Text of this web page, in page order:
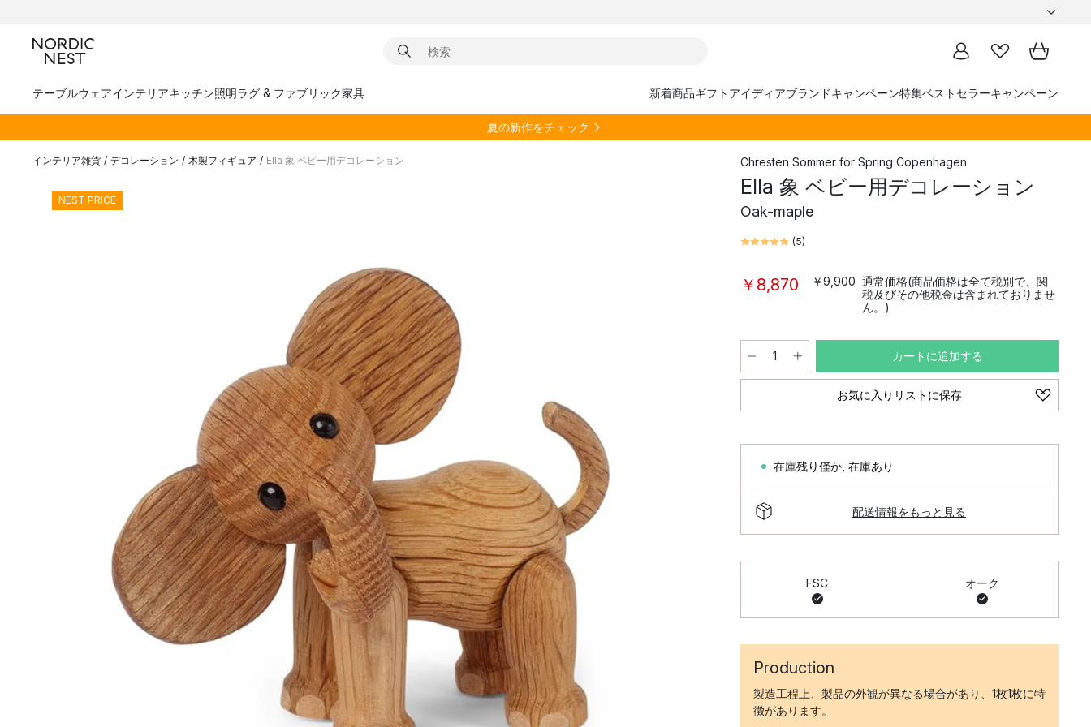
テーブルウェアインテリアキッチン照明ラグ & ファブリック家具 新着商品ギフトアイディアブランドキャンペーン特集ベストセラーキャンペーン
夏の新作をチェック
インテリア雑貨 / デコレーション / 木製フィギュア / Ella 象 ベビー用デコレーション
NEST PRICE
Chresten Sommer for Spring Copenhagen
Ella 象 ベビー用デコレーション
Oak-maple
(5)
￥8,870 ￥9,900 通常価格(商品価格は全て税別で、関
税及びその他税金は含まれておりませ
ん。)
カートに追加する
お気に入りリストに保存
在庫残り僅か 在庫あり
配送情報をもっと見る
FSC オーク
Production
製造工程上、製品の外観が異なる場合があり、1枚1枚に特
徴があります。